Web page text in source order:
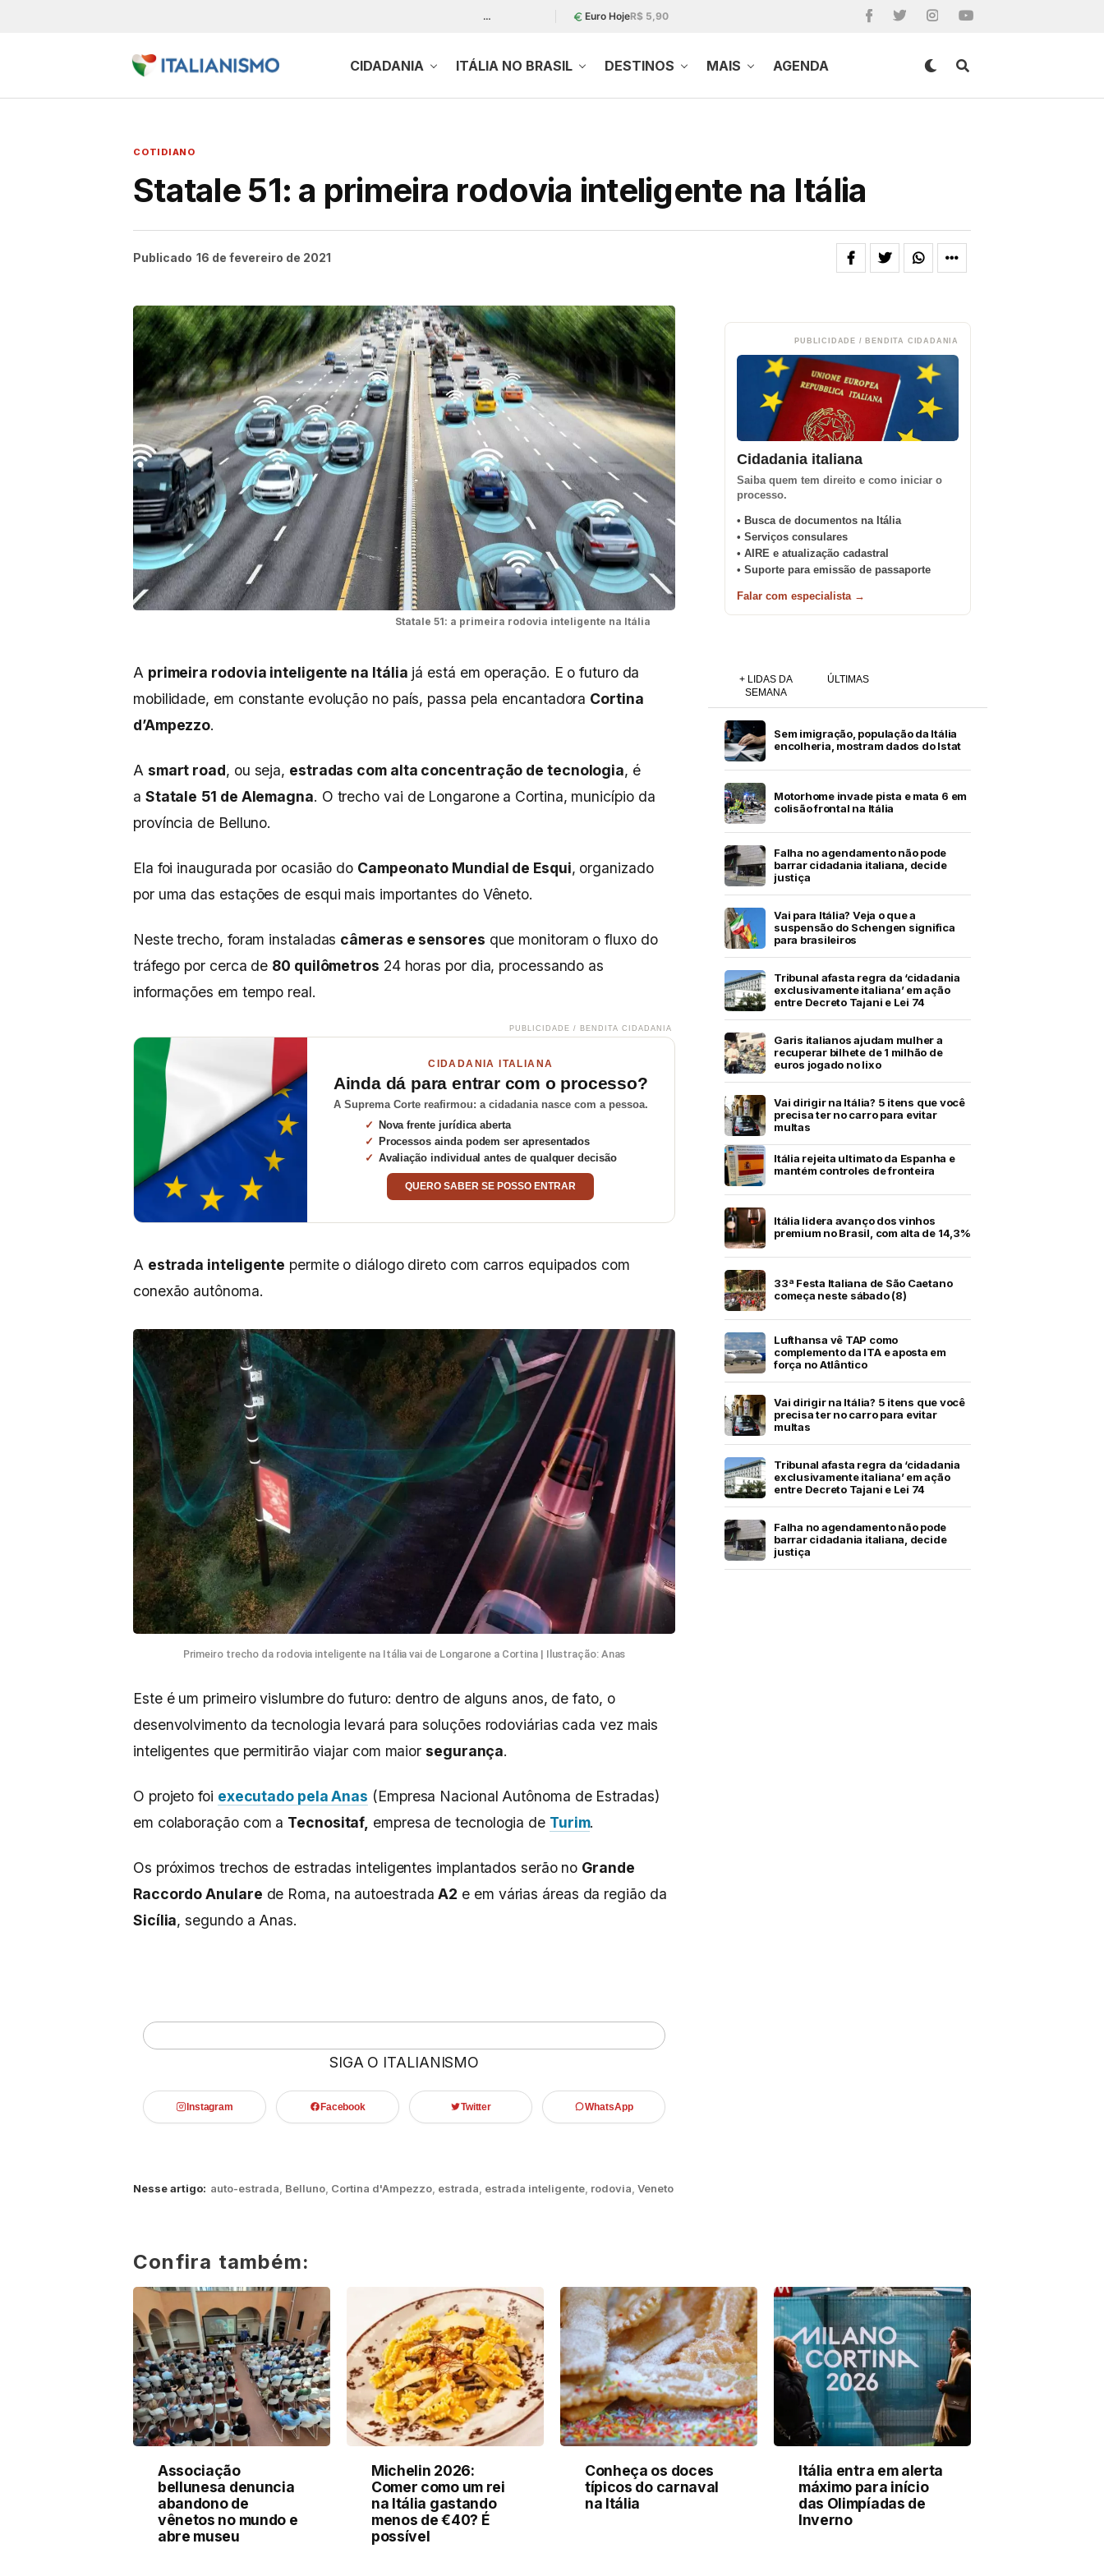
… Euro HojeR$ 5,90
CIDADANIA ITÁLIA NO BRASIL DESTINOS MAIS AGENDA
COTIDIANO
Statale 51: a primeira rodovia inteligente na Itália
Publicado 16 de fevereiro de 2021
Statale 51: a primeira rodovia inteligente na Itália
A primeira rodovia inteligente na Itália já está em operação. E o futuro da
mobilidade, em constante evolução no país, passa pela encantadora Cortina
d’Ampezzo.
A smart road, ou seja, estradas com alta concentração de tecnologia, é
a Statale 51 de Alemagna. O trecho vai de Longarone a Cortina, município da
província de Belluno.
Ela foi inaugurada por ocasião do Campeonato Mundial de Esqui, organizado
por uma das estações de esqui mais importantes do Vêneto.
Neste trecho, foram instaladas câmeras e sensores que monitoram o fluxo do
tráfego por cerca de 80 quilômetros 24 horas por dia, processando as
informações em tempo real.
PUBLICIDADE / BENDITA CIDADANIA
CIDADANIA ITALIANA
Ainda dá para entrar com o processo?
A Suprema Corte reafirmou: a cidadania nasce com a pessoa.
Nova frente jurídica aberta
Processos ainda podem ser apresentados
Avaliação individual antes de qualquer decisão
QUERO SABER SE POSSO ENTRAR
A estrada inteligente permite o diálogo direto com carros equipados com
conexão autônoma.
Primeiro trecho da rodovia inteligente na Itália vai de Longarone a Cortina | Ilustração: Anas
Este é um primeiro vislumbre do futuro: dentro de alguns anos, de fato, o
desenvolvimento da tecnologia levará para soluções rodoviárias cada vez mais
inteligentes que permitirão viajar com maiorsegurança.
O projeto foi executado pelaAnas (Empresa Nacional Autônoma de Estradas)
em colaboração com a Tecnositaf, empresa de tecnologia de Turim.
Os próximos trechos de estradas inteligentes implantados serão no Grande
Raccordo Anulare de Roma, na autoestradaA2 e em várias áreas da região da
Sicília, segundo a Anas.
SIGA O ITALIANISMO
Instagram Facebook Twitter WhatsApp
Nesse artigo: auto-estrada Belluno Cortina d'Ampezzo estrada estrada inteligente rodovia Veneto
PUBLICIDADE / BENDITA CIDADANIA
Cidadania italiana
Saiba quem tem direito e como iniciar o
processo.
• Busca de documentos na Itália
• Serviços consulares
• AIRE e atualização cadastral
• Suporte para emissão de passaporte
Falar com especialista →
+ LIDAS DA
SEMANA
ÚLTIMAS
Sem imigração, população da Itália
encolheria, mostram dados do Istat
Motorhome invade pista e mata 6 em
colisão frontal na Itália
Falha no agendamento não pode
barrar cidadania italiana, decide
justiça
Vai para Itália? Veja o que a
suspensão do Schengen significa
para brasileiros
Tribunal afasta regra da ‘cidadania
exclusivamente italiana’ em ação
entre Decreto Tajani e Lei 74
Garis italianos ajudam mulher a
recuperar bilhete de 1 milhão de
euros jogado no lixo
Vai dirigir na Itália? 5 itens que você
precisa ter no carro para evitar
multas
Itália rejeita ultimato da Espanha e
mantém controles de fronteira
Itália lidera avanço dos vinhos
premium no Brasil, com alta de 14,3%
33ª Festa Italiana de São Caetano
começa neste sábado (8)
Lufthansa vê TAP como
complemento da ITA e aposta em
força no Atlântico
Vai dirigir na Itália? 5 itens que você
precisa ter no carro para evitar
multas
Tribunal afasta regra da ‘cidadania
exclusivamente italiana’ em ação
entre Decreto Tajani e Lei 74
Falha no agendamento não pode
barrar cidadania italiana, decide
justiça
Confira também:
Associação
bellunesa denuncia
abandono de
vênetos no mundo e
abre museu
Michelin 2026:
Comer como um rei
na Itália gastando
menos de €40? É
possível
Conheça os doces
típicos do carnaval
na Itália
Itália entra em alerta
máximo para início
das Olimpíadas de
Inverno